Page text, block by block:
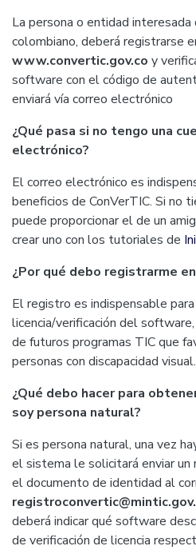
La persona o entidad
colombiano, deberá registrarse
www.convertic.gov.co y
software con el código de
enviará vía correo electrónico
¿Qué pasa si no tengo una
electrónico?
El correo electrónico es
beneficios de ConVerTIC. Si no
puede proporcionar el de un
crear uno con los tutoriales de
¿Por qué debo registrarme
El registro es indispensable
licencia/verificación del
de futuros programas TIC que
personas con discapacidad visual.
¿Qué debo hacer para
soy persona natural?
Si es persona natural, una vez
el sistema le solicitará enviar un
el documento de identidad al
deberá indicar qué software
de verificación de licencia